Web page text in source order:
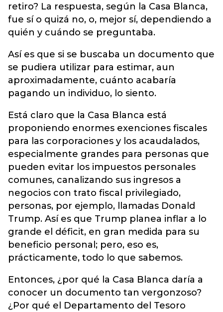
retiro? La respuesta, según la Casa Blanca,
fue sí o quizá no, o, mejor sí, dependiendo a
quién y cuándo se preguntaba.
Así es que si se buscaba un documento que
se pudiera utilizar para estimar, aun
aproximadamente, cuánto acabaría
pagando un individuo, lo siento.
Está claro que la Casa Blanca está
proponiendo enormes exenciones fiscales
para las corporaciones y los acaudalados,
especialmente grandes para personas que
pueden evitar los impuestos personales
comunes, canalizando sus ingresos a
negocios con trato fiscal privilegiado,
personas, por ejemplo, llamadas Donald
Trump. Así es que Trump planea inflar a lo
grande el déficit, en gran medida para su
beneficio personal; pero, eso es,
prácticamente, todo lo que sabemos.
Entonces, ¿por qué la Casa Blanca daría a
conocer un documento tan vergonzoso?
¿Por qué el Departamento del Tesoro